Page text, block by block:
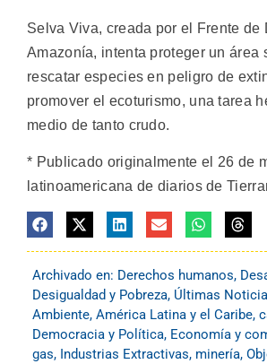
Selva Viva, creada por el Frente de
Amazonía, intenta proteger un área
rescatar especies en peligro de
promover el ecoturismo, una tarea
medio de tanto crudo.
* Publicado originalmente el 26 de
latinoamericana de diarios de
Archivado en: Derechos humanos,
Desigualdad y Pobreza, Últimas
Ambiente, América Latina y el Caribe,
Democracia y Política, Economía y
gas, Industrias Extractivas, minería,